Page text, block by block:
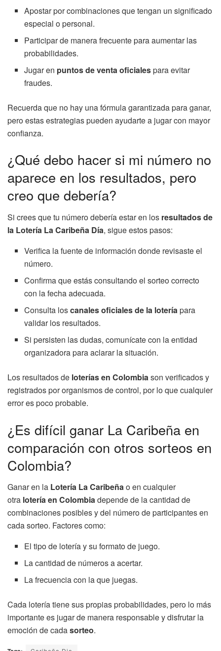
Apostar por combinaciones que tengan un significado
especial o personal.
Participar de manera frecuente para aumentar las
probabilidades.
Jugar en puntos de venta oficialespara evitar
fraudes.
Recuerda que no hay una fórmula garantizada para ganar,
pero estas estrategias pueden ayudarte a jugar con mayor
confianza.
¿Qué debo hacer si mi número no
aparece en los resultados, pero
creo que debería?
Si crees que tu número debería estar en los resultados de
la Lotería La Caribeña Día, sigue estos pasos:
Verifica la fuente de información donde revisaste el
número.
Confirma que estás consultando el sorteo correcto
con la fecha adecuada.
Consulta loscanales oficiales de la loteríapara
validar los resultados.
Si persisten las dudas, comunícate con la entidad
organizadora para aclarar la situación.
Los resultados de loterías en Colombiason verificados y
registrados por organismos de control, por lo que cualquier
error es poco probable.
¿Es difícil ganar La Caribeña en
comparación con otros sorteos en
Colombia?
Ganar en la Lotería La Caribeñao en cualquier
otra lotería en Colombiadepende de la cantidad de
combinaciones posibles y del número de participantes en
cada sorteo. Factores como:
El tipo de lotería y su formato de juego.
La cantidad de números a acertar.
La frecuencia con la que juegas.
Cada lotería tiene sus propias probabilidades, pero lo más
importante es jugar de manera responsable y disfrutar la
emoción de cadasorteo.